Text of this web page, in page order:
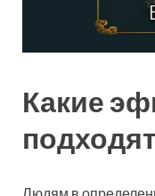
Какие